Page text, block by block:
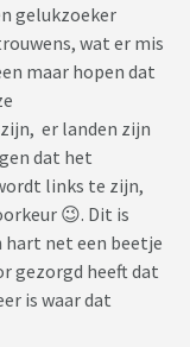
gelukzoeker
wat er mis
maar hopen dat
er landen zijn
dat het
links te zijn,
😉. Dit is
hart net een beetje
gezorgd heeft dat
is waar dat